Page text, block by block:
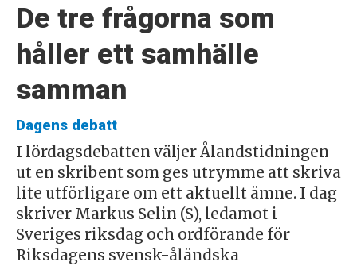
De tre frågorna som
håller ett samhälle
samman
Dagens debatt
I lördagsdebatten väljer Ålandstidningen
ut en skribent som ges utrymme att skriva
lite utförligare om ett aktuellt ämne. I dag
skriver Markus Selin (S), ledamot i
Sveriges riksdag och ordförande för
Riksdagens svensk-åländska